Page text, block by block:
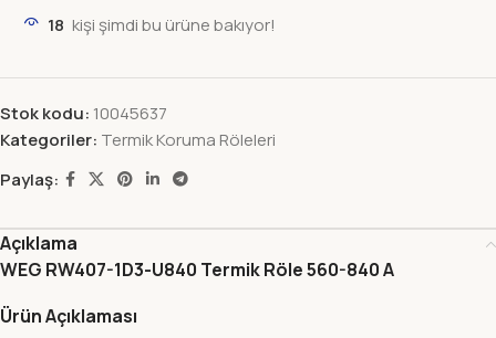
18 kişi şimdi bu ürüne bakıyor!
Stok kodu: 10045637
Kategoriler: Termik Koruma Röleleri
Paylaş:
Açıklama
WEG RW407-1D3-U840 Termik Röle 560-840 A
Ürün Açıklaması